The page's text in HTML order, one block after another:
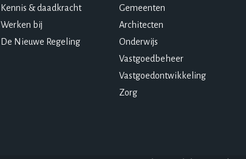
Kennis & daadkracht
Werken bij
De Nieuwe Regeling
Gemeenten
Architecten
Onderwijs
Vastgoedbeheer
Vastgoedontwikkeling
Zorg